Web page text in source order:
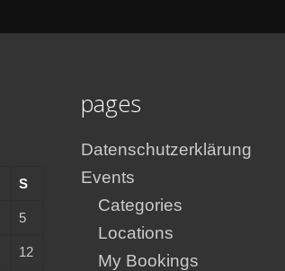
S
5
12
pages
Datenschutzerklärung
Events
Categories
Locations
My Bookings